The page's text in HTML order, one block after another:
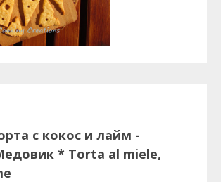
с кокос и лайм -
* Torta al miele,